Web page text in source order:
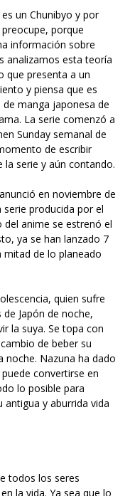
un Chunibyo y por
porque
información sobre
analizamos esta teoría
que presenta a un
y piensa que es
manga japonesa de
La serie comenzó a
Sunday semanal de
de escribir
serie y aún contando.
en noviembre de
producida por el
del anime se estrenó el
ya se han lanzado 7
mitad de lo planeado
quien sufre
Japón de noche,
la suya. Se topa con
de beber su
noche. Nazuna ha dado
convertirse en
lo posible para
antigua y aburrida vida
todos los seres
la vida. Ya sea que lo